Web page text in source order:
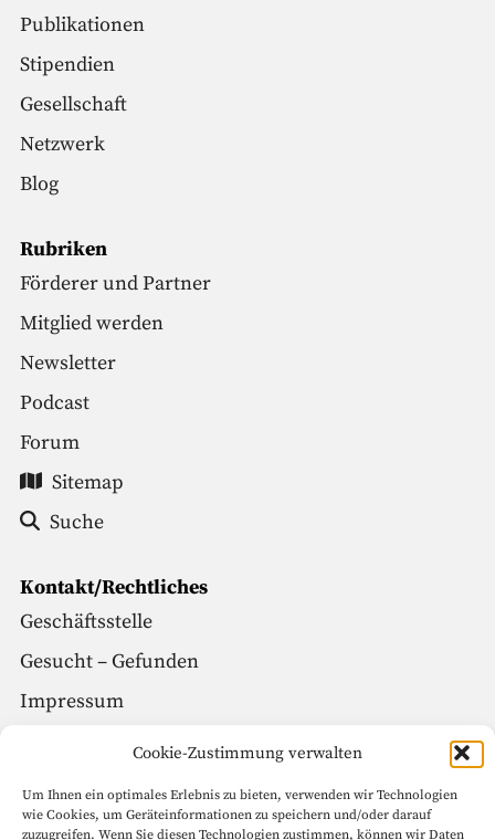
Cookie-Zustimmung verwalten
Um Ihnen ein optimales Erlebnis zu bieten, verwenden wir Technologien
wie Cookies, um Geräteinformationen zu speichern und/oder darauf
zuzugreifen. Wenn Sie diesen Technologien zustimmen, können wir Daten
Publikationen
Stipendien
Gesellschaft
Netzwerk
Blog
Rubriken
Förderer und Partner
Mitglied werden
Newsletter
Podcast
Forum
Sitemap
Suche
Kontakt/Rechtliches
Geschäftsstelle
Gesucht – Gefunden
Impressum
Social Media